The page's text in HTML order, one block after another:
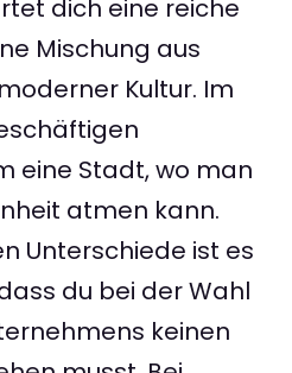
dich eine reiche
Mischung aus
Kultur. Im
eine Stadt, wo man
atmen kann.
Unterschiede ist es
du bei der Wahl
keinen